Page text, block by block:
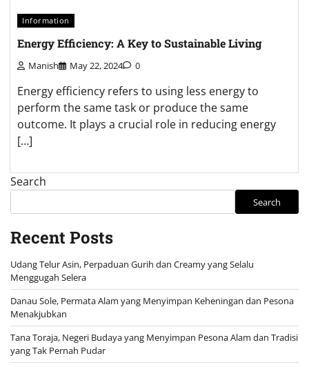
Information
Energy Efficiency: A Key to Sustainable Living
Manish May 22, 2024 0
Energy efficiency refers to using less energy to
perform the same task or produce the same
outcome. It plays a crucial role in reducing energy
[…]
Search
Search
Recent Posts
Udang Telur Asin, Perpaduan Gurih dan Creamy yang Selalu
Menggugah Selera
Danau Sole, Permata Alam yang Menyimpan Keheningan dan Pesona
Menakjubkan
Tana Toraja, Negeri Budaya yang Menyimpan Pesona Alam dan Tradisi
yang Tak Pernah Pudar